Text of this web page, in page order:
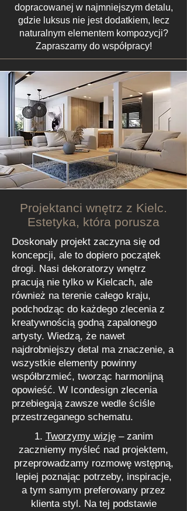
dopracowanej w najmniejszym detalu,
gdzie luksus nie jest dodatkiem, lecz
naturalnym elementem kompozycji?
Zapraszamy do współpracy!
Projektanci wnętrz z Kielc.
Estetyka, która porusza
Doskonały projekt zaczyna się od
koncepcji, ale to dopiero początek
drogi. Nasi dekoratorzy wnętrz
pracują nie tylko w Kielcach, ale
również na terenie całego kraju,
podchodząc do każdego zlecenia z
kreatywnością godną zapalonego
artysty. Wiedzą, że nawet
najdrobniejszy detal ma znaczenie, a
wszystkie elementy powinny
współbrzmieć, tworząc harmonijną
opowieść. W Icondesign zlecenia
przebiegają zawsze wedle ściśle
przestrzeganego schematu.
Tworzymy wizję– zanim
zaczniemy myśleć nad projektem,
przeprowadzamy rozmowę wstępną,
lepiej poznając potrzeby, inspiracje,
a tym samym preferowany przez
klienta styl. Na tej podstawie